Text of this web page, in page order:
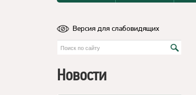
Версия для слабовидящих
Новости